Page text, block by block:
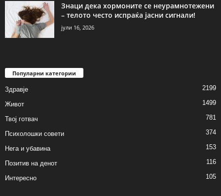
Знаци дека хормоните се неурамнотежени
– телото често испраќа јасни сигнали!
јули 16, 2026
Популарни категории
Здравје 2199
Живот 1499
Твој готвач 781
Психолошки совети 374
Нега и убавина 153
Позитив на денот 116
Интересно 105